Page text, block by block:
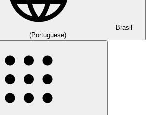
Brasil
(Portuguese)